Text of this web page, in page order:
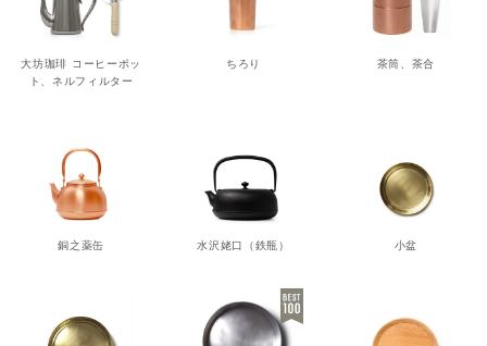
大坊珈琲 コーヒーポッ
ト、ネルフィルター
ちろり 茶筒、茶合
銅之薬缶 水沢姥口（鉄瓶） 小盆